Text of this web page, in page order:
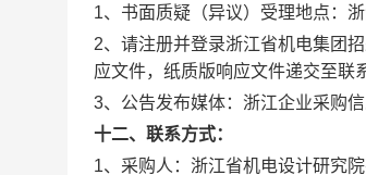
1、书面质疑（异议）受理地点：
2、请注册并登录浙江省机电集团
应文件，纸质版响应文件递交至联
3、公告发布媒体：浙江企业采购
十二、联系方式：
1、采购人：浙江省机电设计研究